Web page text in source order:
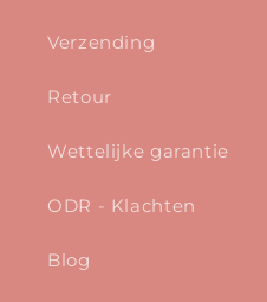
Verzending
Retour
Wettelijke garantie
ODR - Klachten
Blog